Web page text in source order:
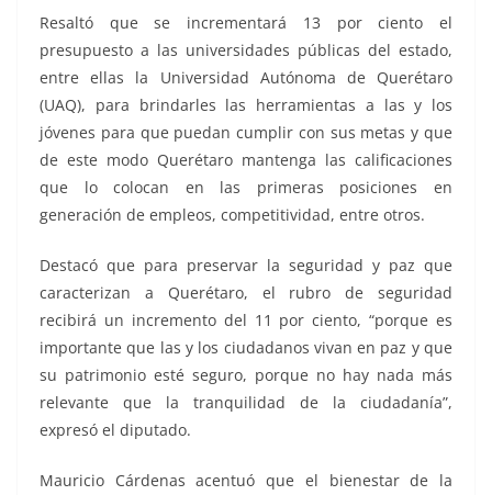
Resaltó que se incrementará 13 por ciento el
presupuesto a las universidades públicas del estado,
entre ellas la Universidad Autónoma de Querétaro
(UAQ), para brindarles las herramientas a las y los
jóvenes para que puedan cumplir con sus metas y que
de este modo Querétaro mantenga las calificaciones
que lo colocan en las primeras posiciones en
generación de empleos, competitividad, entre otros.
Destacó que para preservar la seguridad y paz que
caracterizan a Querétaro, el rubro de seguridad
recibirá un incremento del 11 por ciento, “porque es
importante que las y los ciudadanos vivan en paz y que
su patrimonio esté seguro, porque no hay nada más
relevante que la tranquilidad de la ciudadanía”,
expresó el diputado.
Mauricio Cárdenas acentuó que el bienestar de la